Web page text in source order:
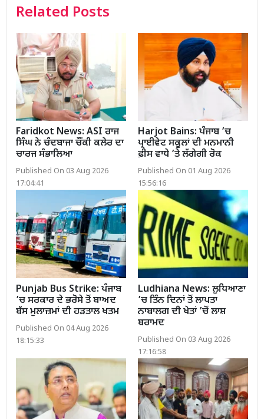
Related Posts
Faridkot News: ASI ਰਾਜ
ਸਿੰਘ ਨੇ ਚੰਦਬਾਜਾ ਚੌਂਕੀ ਕਲੇਰ ਦਾ
ਚਾਰਜ ਸੰਭਾਲਿਆ
Published On 03 Aug 2026
17:04:41
Harjot Bains: ਪੰਜਾਬ ’ਚ
ਪ੍ਰਾਈਵੇਟ ਸਕੂਲਾਂ ਦੀ ਮਨਮਾਨੀ
ਫ਼ੀਸ ਵਾਧੇ ’ਤੇ ਲੱਗੇਗੀ ਰੋਕ
Published On 01 Aug 2026
15:56:16
Punjab Bus Strike: ਪੰਜਾਬ
’ਚ ਸਰਕਾਰ ਦੇ ਭਰੋਸੇ ਤੋਂ ਬਾਅਦ
ਬੱਸ ਮੁਲਾਜ਼ਮਾਂ ਦੀ ਹੜਤਾਲ ਖਤਮ
Published On 04 Aug 2026
18:15:33
Ludhiana News: ਲੁਧਿਆਣਾ
’ਚ ਤਿੰਨ ਦਿਨਾਂ ਤੋਂ ਲਾਪਤਾ
ਨਾਬਾਲਗ ਦੀ ਖੇਤਾਂ ’ਚੋਂ ਲਾਸ਼
ਬਰਾਮਦ
Published On 03 Aug 2026
17:16:58